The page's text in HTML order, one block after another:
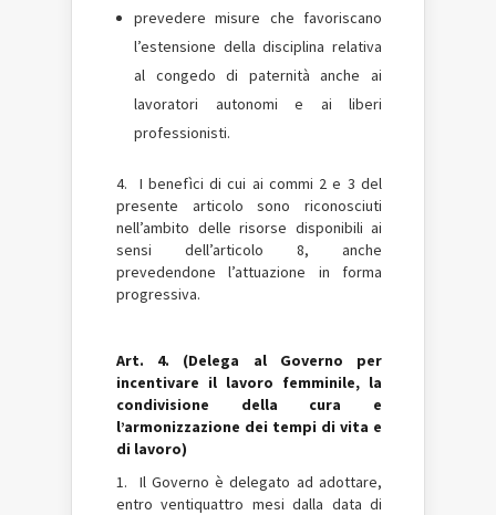
prevedere misure che favoriscano
l’estensione della disciplina relativa
al congedo di paternità anche ai
lavoratori autonomi e ai liberi
professionisti.
4. I benefìci di cui ai commi 2 e 3 del
presente articolo sono riconosciuti
nell’ambito delle risorse disponibili ai
sensi dell’articolo 8, anche
prevedendone l’attuazione in forma
progressiva.
Art. 4. (Delega al Governo per
incentivare il lavoro femminile, la
condivisione della cura e
l’armonizzazione dei tempi di vita e
di lavoro)
1. Il Governo è delegato ad adottare,
entro ventiquattro mesi dalla data di